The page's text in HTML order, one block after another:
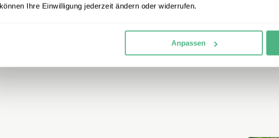
Ihre Einwilligung jederzeit ändern oder widerrufen.
Anpassen
unsere Gäste
auf Trustpilot zählt erlebe zu den bestbewerteten Reiseveranstaltern